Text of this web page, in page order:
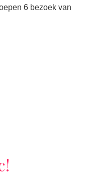
6 bezoek van